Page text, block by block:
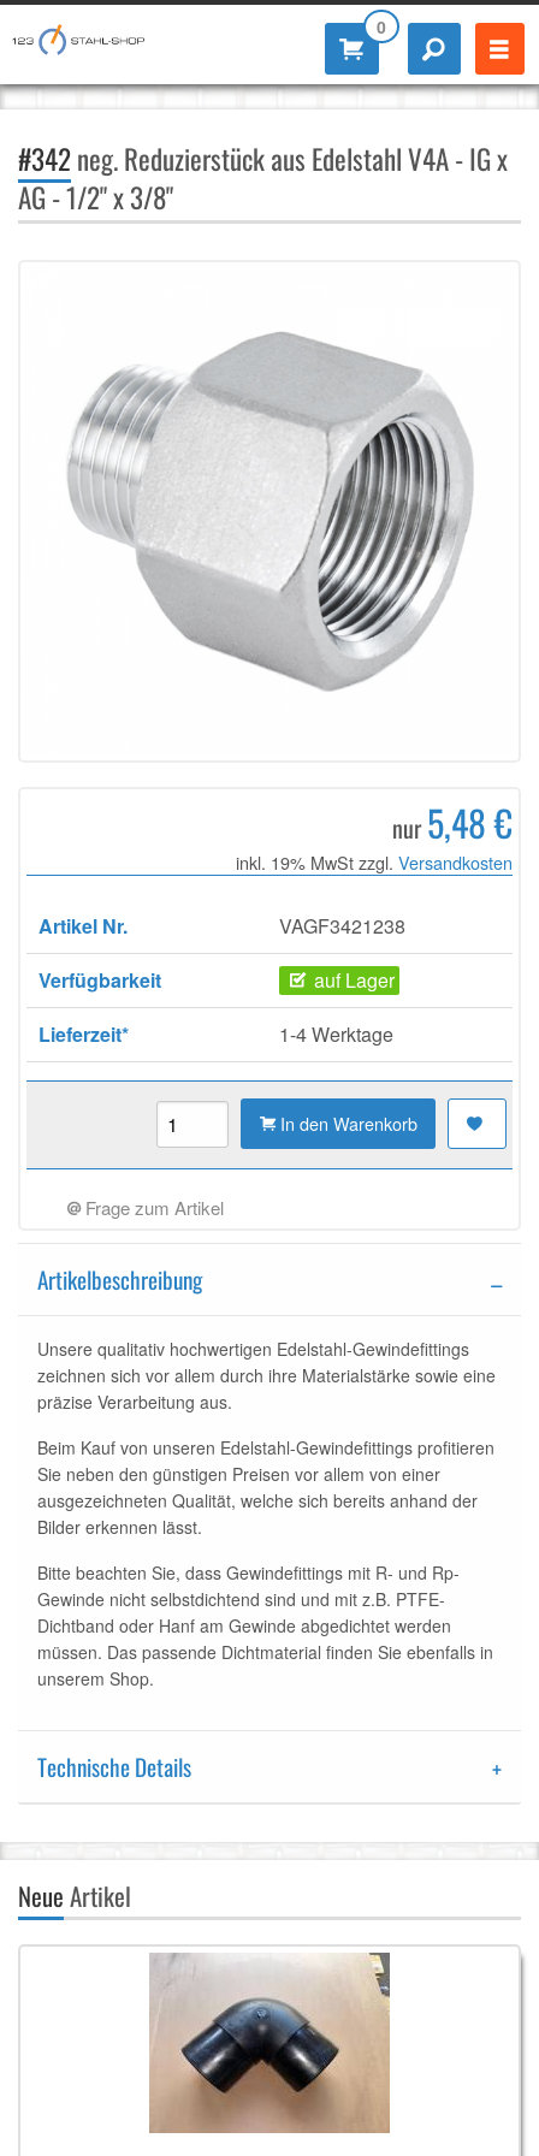
0
#342neg. Reduzierstück aus Edelstahl V4A - IG x
AG - 1/2" x 3/8"
nur5,48 €
inkl. 19% MwSt zzgl. Versandkosten
Artikel Nr.
VAGF3421238
Verfügbarkeit
auf Lager
Lieferzeit*
1-4 Werktage
In den Warenkorb
Frage zum Artikel
Artikelbeschreibung
Unsere qualitativ hochwertigen Edelstahl-Gewindefittings
zeichnen sich vor allem durch ihre Materialstärke sowie eine
präzise Verarbeitung aus.
Beim Kauf von unseren Edelstahl-Gewindefittings profitieren
Sie neben den günstigen Preisen vor allem von einer
ausgezeichneten Qualität, welche sich bereits anhand der
Bilder erkennen lässt.
Bitte beachten Sie, dass Gewindefittings mit R- und Rp-
Gewinde nicht selbstdichtend sind und mit z.B. PTFE-
Dichtband oder Hanf am Gewinde abgedichtet werden
müssen. Das passende Dichtmaterial finden Sie ebenfalls in
unserem Shop.
Technische Details
NeueArtikel